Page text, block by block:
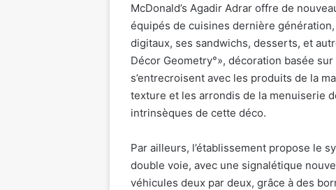
McDonald’s Agadir Adrar offre de
équipés de cuisines dernière
digitaux, ses sandwichs, desserts, et
Décor Geometry°», décoration basée
s’entrecroisent avec les produits de la
texture et les arrondis de la menuiserie
intrinsèques de cette déco.
Par ailleurs, l’établissement propose le
double voie, avec une signalétique
véhicules deux par deux, grâce à des